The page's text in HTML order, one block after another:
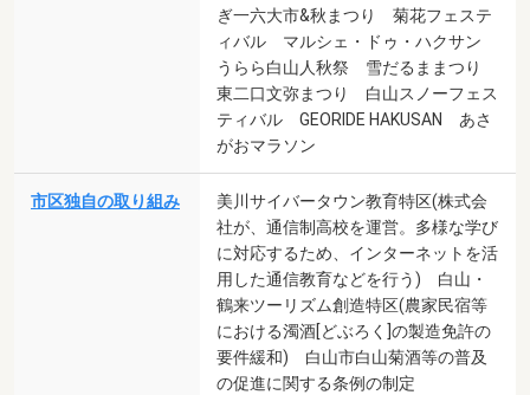
ぎ一六大市&秋まつり 菊花フェステ
ィバル マルシェ・ドゥ・ハクサン
うらら白山人秋祭 雪だるままつり
東二口文弥まつり 白山スノーフェス
ティバル GEORIDE HAKUSAN あさ
がおマラソン
市区独自の取り組み
美川サイバータウン教育特区(株式会
社が、通信制高校を運営。多様な学び
に対応するため、インターネットを活
用した通信教育などを行う) 白山・
鶴来ツーリズム創造特区(農家民宿等
における濁酒[どぶろく]の製造免許の
要件緩和) 白山市白山菊酒等の普及
の促進に関する条例の制定